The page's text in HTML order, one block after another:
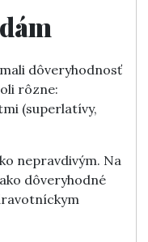
dôveryhodnosť
rôzne:
(superlatívy,
nepravdivým. Na
dôveryhodné